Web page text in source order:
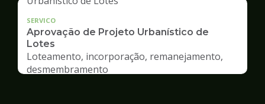
SERVICO
Aprovação de Projeto Urbanístico de
Lotes
Loteamento, incorporação, remanejamento,
desmembramento